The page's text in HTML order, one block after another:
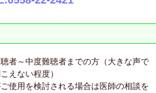
者～中度難聴者までの方（大きな声で
えない程度）
使用を検討される場合は医師の相談を